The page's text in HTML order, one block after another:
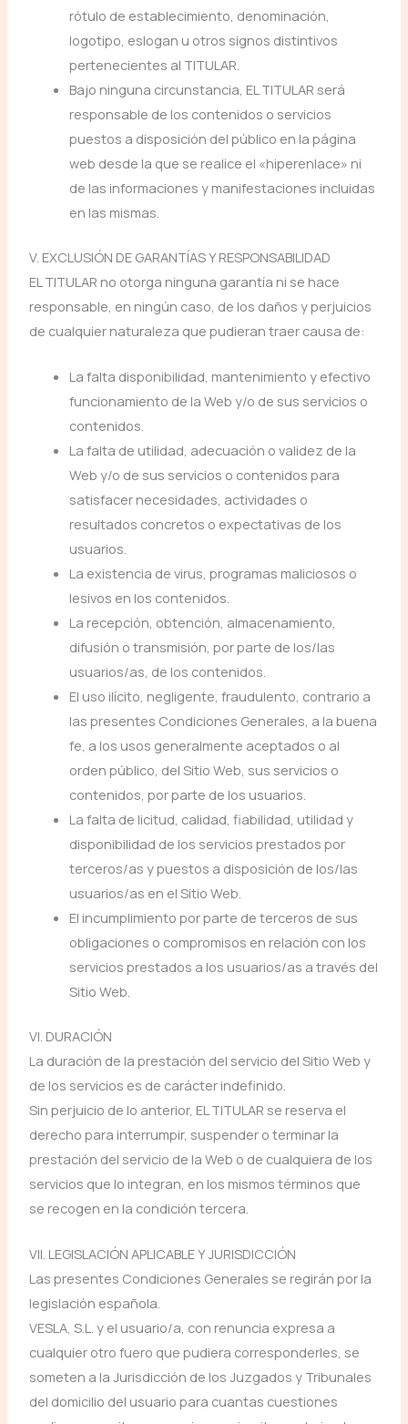
rótulo de establecimiento, denominación,
logotipo, eslogan u otros signos distintivos
pertenecientes al TITULAR.
Bajo ninguna circunstancia, EL TITULAR será
responsable de los contenidos o servicios
puestos a disposición del público en la página
web desde la que se realice el «hiperenlace» ni
de las informaciones y manifestaciones incluidas
en las mismas.
V. EXCLUSIÓN DE GARANTÍAS Y RESPONSABILIDAD
EL TITULAR no otorga ninguna garantía ni se hace
responsable, en ningún caso, de los daños y perjuicios
de cualquier naturaleza que pudieran traer causa de:
La falta disponibilidad, mantenimiento y efectivo
funcionamiento de la Web y/o de sus servicios o
contenidos.
La falta de utilidad, adecuación o validez de la
Web y/o de sus servicios o contenidos para
satisfacer necesidades, actividades o
resultados concretos o expectativas de los
usuarios.
La existencia de virus, programas maliciosos o
lesivos en los contenidos.
La recepción, obtención, almacenamiento,
difusión o transmisión, por parte de los/las
usuarios/as, de los contenidos.
El uso ilícito, negligente, fraudulento, contrario a
las presentes Condiciones Generales, a la buena
fe, a los usos generalmente aceptados o al
orden público, del Sitio Web, sus servicios o
contenidos, por parte de los usuarios.
La falta de licitud, calidad, fiabilidad, utilidad y
disponibilidad de los servicios prestados por
terceros/as y puestos a disposición de los/las
usuarios/as en el Sitio Web.
El incumplimiento por parte de terceros de sus
obligaciones o compromisos en relación con los
servicios prestados a los usuarios/as a través del
Sitio Web.
VI. DURACIÓN
La duración de la prestación del servicio del Sitio Web y
de los servicios es de carácter indefinido.
Sin perjuicio de lo anterior, EL TITULAR se reserva el
derecho para interrumpir, suspender o terminar la
prestación del servicio de la Web o de cualquiera de los
servicios que lo integran, en los mismos términos que
se recogen en la condición tercera.
VII. LEGISLACIÓN APLICABLE Y JURISDICCIÓN
Las presentes Condiciones Generales se regirán por la
legislación española.
VESLA, S.L. y el usuario/a, con renuncia expresa a
cualquier otro fuero que pudiera corresponderles, se
someten a la Jurisdicción de los Juzgados y Tribunales
del domicilio del usuario para cuantas cuestiones